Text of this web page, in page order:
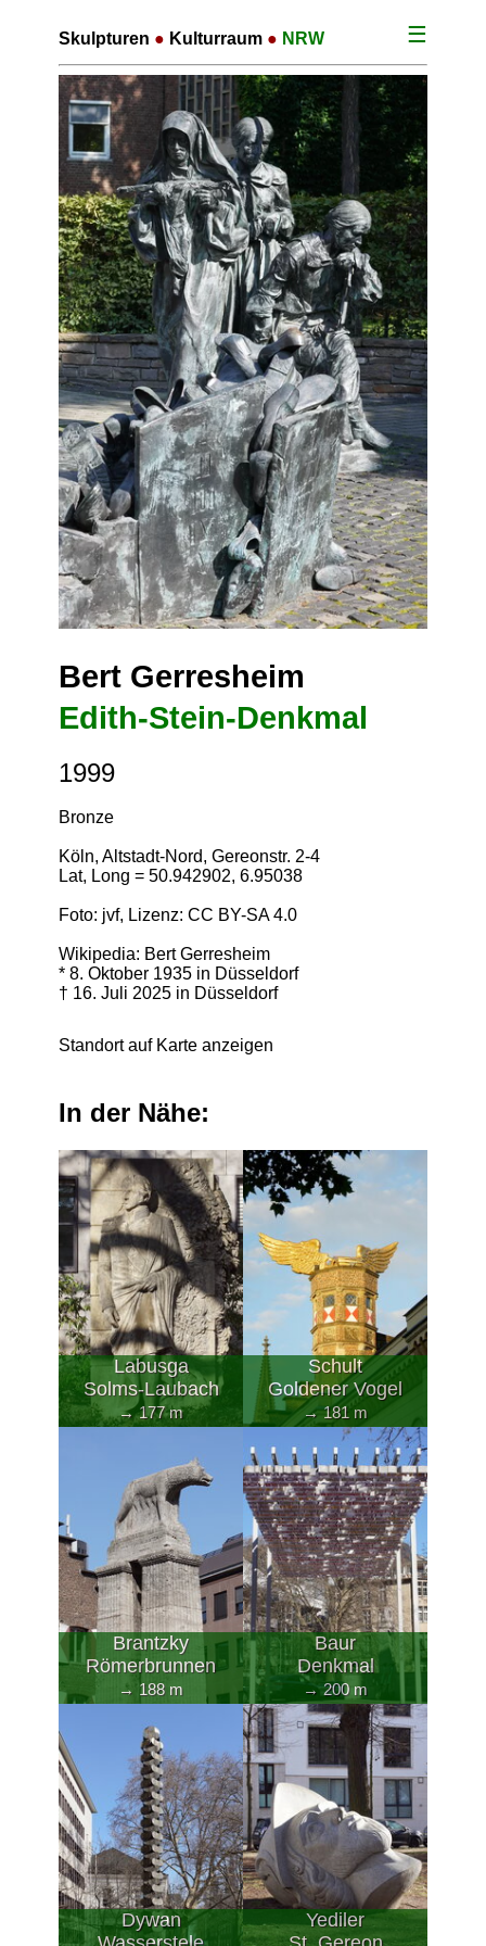
Skulpturen ● Kulturraum ● NRW ☰
Bert Gerresheim
Edith-Stein-Denkmal
1999
Bronze
Köln, Altstadt-Nord, Gereonstr. 2-4
Lat, Long = 50.942902, 6.95038
Foto: jvf, Lizenz: CC BY-SA 4.0
Wikipedia: Bert Gerresheim
* 8. Oktober 1935 in Düsseldorf
† 16. Juli 2025 in Düsseldorf
Standort auf Karte anzeigen
In der Nähe:
Labusga
Solms-Laubach
→ 177 m
Schult
Goldener Vogel
→ 181 m
Brantzky
Römerbrunnen
→ 188 m
Baur
Denkmal
→ 200 m
Dywan
Yediler